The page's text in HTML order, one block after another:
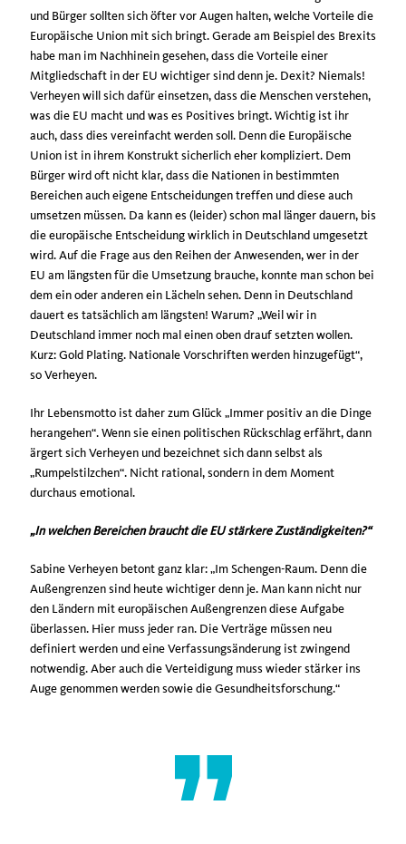
und Bürger sollten sich öfter vor Augen halten, welche Vorteile die
Europäische Union mit sich bringt. Gerade am Beispiel des Brexits
habe man im Nachhinein gesehen, dass die Vorteile einer
Mitgliedschaft in der EU wichtiger sind denn je. Dexit? Niemals!
Verheyen will sich dafür einsetzen, dass die Menschen verstehen,
was die EU macht und was es Positives bringt. Wichtig ist ihr
auch, dass dies vereinfacht werden soll. Denn die Europäische
Union ist in ihrem Konstrukt sicherlich eher kompliziert. Dem
Bürger wird oft nicht klar, dass die Nationen in bestimmten
Bereichen auch eigene Entscheidungen treffen und diese auch
umsetzen müssen. Da kann es (leider) schon mal länger dauern, bis
die europäische Entscheidung wirklich in Deutschland umgesetzt
wird. Auf die Frage aus den Reihen der Anwesenden, wer in der
EU am längsten für die Umsetzung brauche, konnte man schon bei
dem ein oder anderen ein Lächeln sehen. Denn in Deutschland
dauert es tatsächlich am längsten! Warum? „Weil wir in
Deutschland immer noch mal einen oben drauf setzten wollen.
Kurz: Gold Plating. Nationale Vorschriften werden hinzugefügt“,
so Verheyen.
Ihr Lebensmotto ist daher zum Glück „Immer positiv an die Dinge
herangehen“. Wenn sie einen politischen Rückschlag erfährt, dann
ärgert sich Verheyen und bezeichnet sich dann selbst als
Rumpelstilzchen“. Nicht rational, sondern in dem Moment
durchaus emotional.
In welchen Bereichen braucht die EU stärkere Zuständigkeiten?“
Sabine Verheyen betont ganz klar: „Im Schengen-Raum. Denn die
Außengrenzen sind heute wichtiger denn je. Man kann nicht nur
den Ländern mit europäischen Außengrenzen diese Aufgabe
überlassen. Hier muss jeder ran. Die Verträge müssen neu
definiert werden und eine Verfassungsänderung ist zwingend
notwendig. Aber auch die Verteidigung muss wieder stärker ins
Auge genommen werden sowie die Gesundheitsforschung.“